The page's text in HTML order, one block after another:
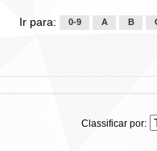
Ir para: 0-9 A B
Classificar por: